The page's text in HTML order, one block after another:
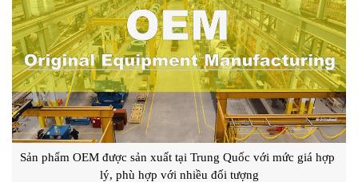
Sản phẩm OEM được sản xuất tại Trung Quốc với mức giá hợp
lý, phù hợp với nhiều đối tượng